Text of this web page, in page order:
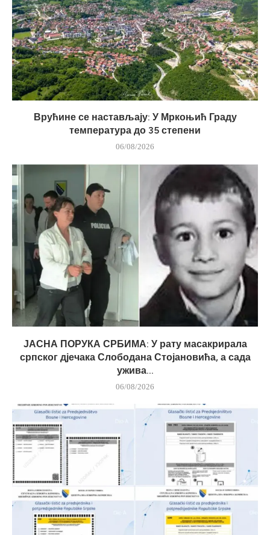
Врућине се настављају: У Мркоњић Граду
температура до 35 степени
06/08/2026
ЈАСНА ПОРУКА СРБИМА: У рату масакрирала
српског дјечака Слободана Стојановића, а сада
ужива...
06/08/2026